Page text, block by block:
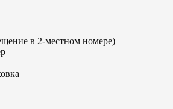
в 2-местном номере)